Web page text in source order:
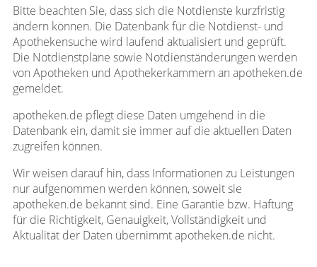
Bitte beachten Sie, dass sich die Notdienste kurzfristig
ändern können. Die Datenbank für die Notdienst- und
Apothekensuche wird laufend aktualisiert und geprüft.
Die Notdienstpläne sowie Notdienständerungen werden
von Apotheken und Apothekerkammern an apotheken.de
gemeldet.
apotheken.de pflegt diese Daten umgehend in die
Datenbank ein, damit sie immer auf die aktuellen Daten
zugreifen können.
Wir weisen darauf hin, dass Informationen zu Leistungen
nur aufgenommen werden können, soweit sie
apotheken.de bekannt sind. Eine Garantie bzw. Haftung
für die Richtigkeit, Genauigkeit, Vollständigkeit und
Aktualität der Daten übernimmt apotheken.de nicht.